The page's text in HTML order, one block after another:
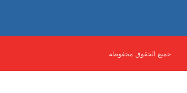
جميع الحقوق محفوظة